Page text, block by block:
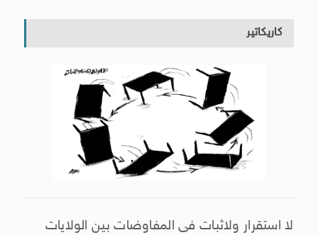
كاريكاتير
لا استقرار ولاثبات فى المفاوضات بين الولايات